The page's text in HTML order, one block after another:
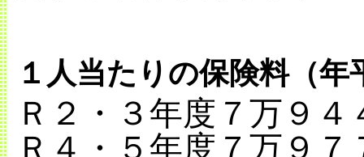
１人当たりの保険料（年
Ｒ２・３年度７万９４
Ｒ４・５年度７万９